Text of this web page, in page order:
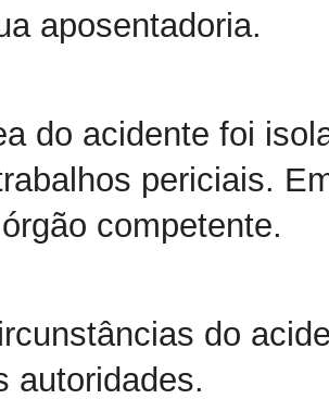
aposentadoria.
do acidente foi
periciais.
competente.
do
autoridades.